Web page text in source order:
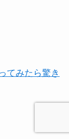
てみたら驚き